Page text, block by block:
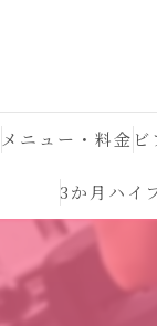
メニュー・料金
3か月ハイ